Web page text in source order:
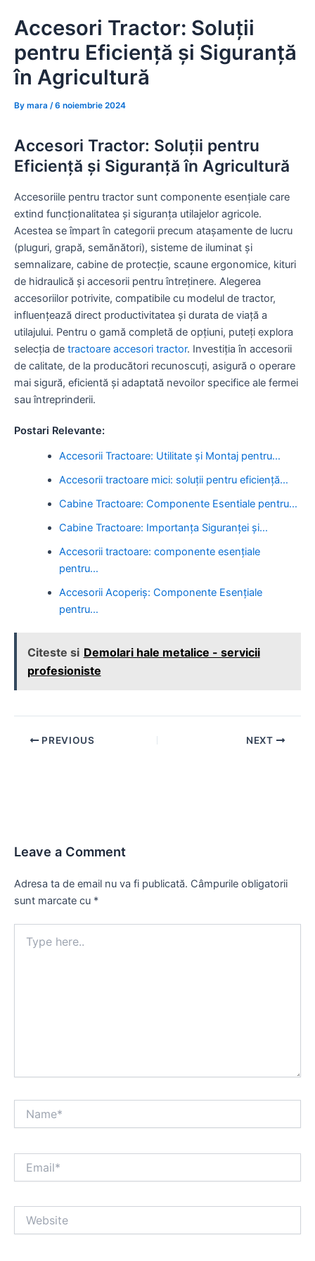
Accesori Tractor: Soluții
pentru Eficiență și Siguranță
în Agricultură
By mara /6 noiembrie 2024
Accesori Tractor: Soluții pentru
Eficiență și Siguranță în Agricultură
Accesoriile pentru tractor sunt componente esențiale care
extind funcționalitatea și siguranța utilajelor agricole.
Acestea se împart în categorii precum atașamente de lucru
(pluguri, grapă, semănători), sisteme de iluminat și
semnalizare, cabine de protecție, scaune ergonomice, kituri
de hidraulică și accesorii pentru întreținere. Alegerea
accesoriilor potrivite, compatibile cu modelul de tractor,
influențează direct productivitatea și durata de viață a
utilajului. Pentru o gamă completă de opțiuni, puteți explora
selecția de tractoare accesori tractor. Investiția în accesorii
de calitate, de la producători recunoscuți, asigură o operare
mai sigură, eficientă și adaptată nevoilor specifice ale fermei
sau întreprinderii.
Postari Relevante:
Accesorii Tractoare: Utilitate și Montaj pentru…
Accesorii tractoare mici: soluții pentru eficiență…
Cabine Tractoare: Componente Esentiale pentru…
Cabine Tractoare: Importanța Siguranței și…
Accesorii tractoare: componente esențiale
pentru…
Accesorii Acoperiș: Componente Esențiale
pentru…
Citeste si Demolari hale metalice - servicii
profesioniste
Post PREVIOUS NEXT
Leave a Comment
Adresa ta de email nu va fi publicată. Câmpurile obligatorii
sunt marcate cu *
here..